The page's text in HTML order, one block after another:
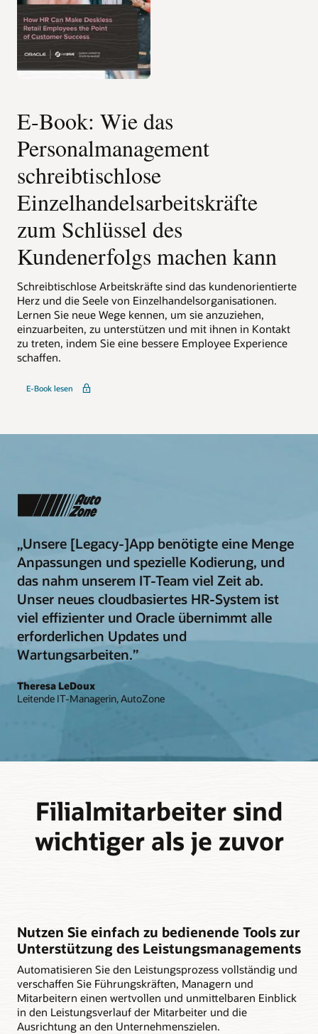
E-Book: Wie das
Personalmanagement
schreibtischlose
Einzelhandelsarbeitskräfte
zum Schlüssel des
Kundenerfolgs machen kann
Schreibtischlose Arbeitskräfte sind das kundenorientierte
Herz und die Seele von Einzelhandelsorganisationen.
Lernen Sie neue Wege kennen, um sie anzuziehen,
einzuarbeiten, zu unterstützen und mit ihnen in Kontakt
zu treten, indem Sie eine bessere Employee Experience
schaffen.
E-Book lesen
„Unsere [Legacy-]App benötigte eine Menge
Anpassungen und spezielle Kodierung, und
das nahm unserem IT-Team viel Zeit ab.
Unser neues cloudbasiertes HR-System ist
viel effizienter und Oracle übernimmt alle
erforderlichen Updates und
Wartungsarbeiten.”
Theresa LeDoux
Leitende IT-Managerin, AutoZone
Filialmitarbeiter sind
wichtiger als je zuvor
Nutzen Sie einfach zu bedienende Tools zur
Unterstützung des Leistungsmanagements
Automatisieren Sie den Leistungsprozess vollständig und
verschaffen Sie Führungskräften, Managern und
Mitarbeitern einen wertvollen und unmittelbaren Einblick
in den Leistungsverlauf der Mitarbeiter und die
Ausrichtung an den Unternehmenszielen.